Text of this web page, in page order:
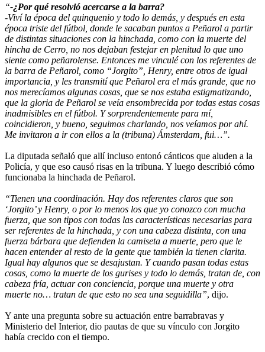
“-¿Por qué resolvió acercarse a la barra?
-Viví la época del quinquenio y todo lo demás, y después en esta
época triste del fútbol, donde le sacaban puntos a Peñarol a partir
de distintas situaciones con la hinchada, como con la muerte del
hincha de Cerro, no nos dejaban festejar en plenitud lo que uno
siente como peñarolense. Entonces me vinculé con los referentes de
la barra de Peñarol, como “Jorgito”, Henry, entre otros de igual
importancia, y les transmití que Peñarol era el más grande, que no
nos merecíamos algunas cosas, que se nos estaba estigmatizando,
que la gloria de Peñarol se veía ensombrecida por todas estas cosas
inadmisibles en el fútbol. Y sorprendentemente para mí,
coincidieron, y bueno, seguimos charlando, nos veíamos por ahí.
Me invitaron a ir con ellos a la (tribuna) Ámsterdam, fui…”.
La diputada señaló que allí incluso entonó cánticos que aluden a la
Policía, y que eso causó risas en la tribuna. Y luego describió cómo
funcionaba la hinchada de Peñarol.
“Tienen una coordinación. Hay dos referentes claros que son
‘Jorgito’ y Henry, o por lo menos los que yo conozco con mucha
fuerza, que son tipos con todas las características necesarias para
ser referentes de la hinchada, y con una cabeza distinta, con una
fuerza bárbara que defienden la camiseta a muerte, pero que le
hacen entender al resto de la gente que también la tienen clarita.
Igual hay algunos que se desajustan. Y cuando pasan todas estas
cosas, como la muerte de los gurises y todo lo demás, tratan de, con
cabeza fría, actuar con conciencia, porque una muerte y otra
muerte no… tratan de que esto no sea una seguidilla”, dijo.
Y ante una pregunta sobre su actuación entre barrabravas y
Ministerio del Interior, dio pautas de que su vínculo con Jorgito
había crecido con el tiempo.